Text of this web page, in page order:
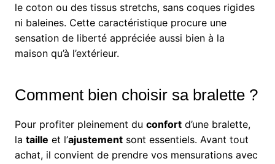
le coton ou des tissus stretchs, sans coques rigides
ni baleines. Cette caractéristique procure une
sensation de liberté appréciée aussi bien à la
maison qu’à l’extérieur.
Comment bien choisir sa bralette ?
Pour profiter pleinement du confortd’une bralette,
la taille et l’ajustementsont essentiels. Avant tout
achat, il convient de prendre vos mensurations avec